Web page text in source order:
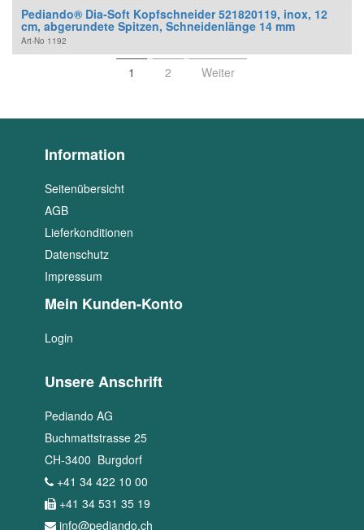
Pediando® Dia-Soft Kopfschneider 521820119, inox, 12
cm, abgerundete Spitzen, Schneidenlänge 14 mm
Art-No 1192
1 2 Weiter
Information
Seitenübersicht
AGB
Lieferkonditionen
Datenschutz
Impressum
Mein Kunden-Konto
Login
Unsere Anschrift
Pediando AG
Buchmattstrasse 25
CH-3400 Burgdorf
+41 34 422 10 00
+41 34 531 35 19
info@pediando.ch